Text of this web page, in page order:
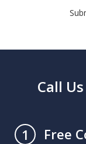
Call
1
Free